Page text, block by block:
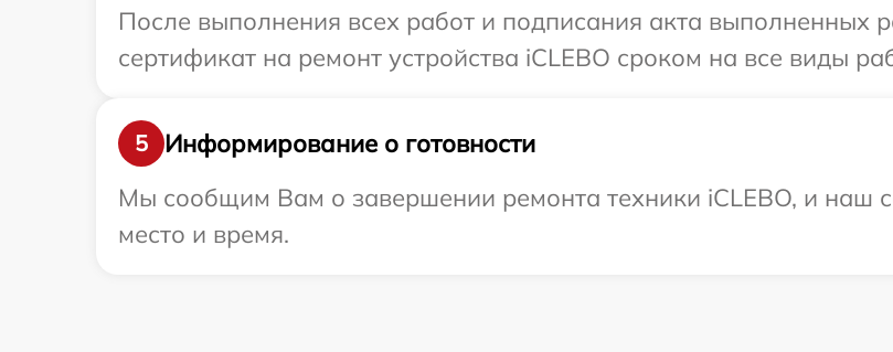
После выполнения всех работ и подписания акта выполненных
сертификат на ремонт устройства iCLEBO сроком на все виды
5
Информирование о готовности
Мы сообщим Вам о завершении ремонта техники iCLEBO, и наш
место и время.